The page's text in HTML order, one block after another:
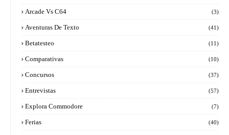
Arcade Vs C64 (3)
Aventuras De Texto (41)
Betatesteo (11)
Comparativas (10)
Concursos (37)
Entrevistas (57)
Explora Commodore (7)
Ferias (40)